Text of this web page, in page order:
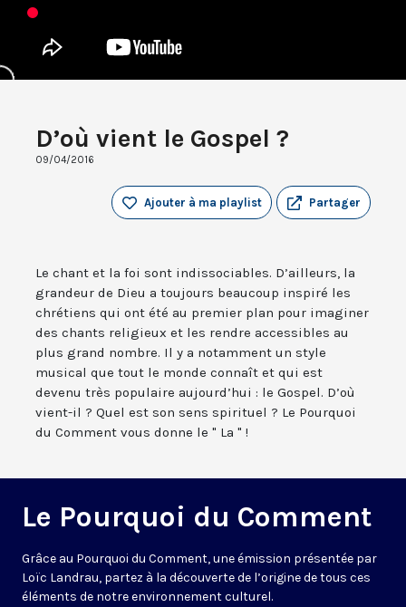
D’où vient le Gospel ?
09/04/2016
Partager
Ajouter à ma playlist
Le chant et la foi sont indissociables. D’ailleurs, la
grandeur de Dieu a toujours beaucoup inspiré les
chrétiens qui ont été au premier plan pour imaginer
des chants religieux et les rendre accessibles au
plus grand nombre. Il y a notamment un style
musical que tout le monde connaît et qui est
devenu très populaire aujourd’hui : le Gospel. D’où
vient-il ? Quel est son sens spirituel ? Le Pourquoi
du Comment vous donne le " La " !
Le Pourquoi du Comment
Grâce au Pourquoi du Comment, une émission présentée par
Loïc Landrau, partez à la découverte de l’origine de tous ces
éléments de notre environnement culturel.